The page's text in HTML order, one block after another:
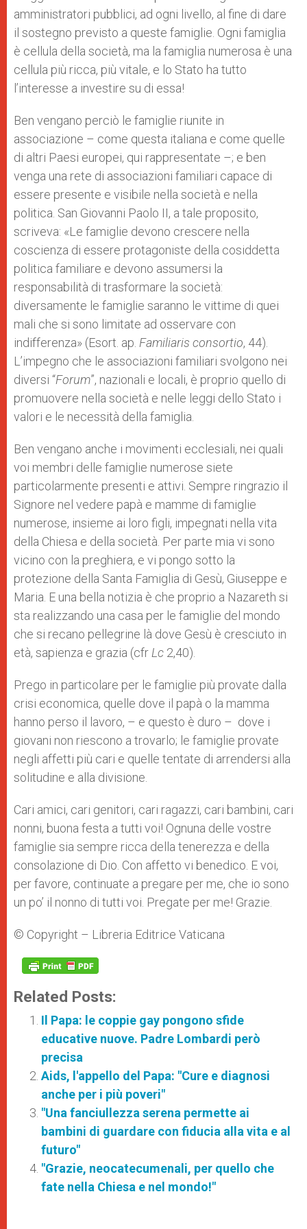
amministratori pubblici, ad ogni livello, al fine di dare
il sostegno previsto a queste famiglie. Ogni famiglia
è cellula della società, ma la famiglia numerosa è una
cellula più ricca, più vitale, e lo Stato ha tutto
l’interesse a investire su di essa!
Ben vengano perciò le famiglie riunite in
associazione – come questa italiana e come quelle
di altri Paesi europei, qui rappresentate –; e ben
venga una rete di associazioni familiari capace di
essere presente e visibile nella società e nella
politica. San Giovanni Paolo II, a tale proposito,
scriveva: «Le famiglie devono crescere nella
coscienza di essere protagoniste della cosiddetta
politica familiare e devono assumersi la
responsabilità di trasformare la società:
diversamente le famiglie saranno le vittime di quei
mali che si sono limitate ad osservare con
indifferenza» (Esort. ap. Familiaris consortio, 44).
L’impegno che le associazioni familiari svolgono nei
diversi “Forum”, nazionali e locali, è proprio quello di
promuovere nella società e nelle leggi dello Stato i
valori e le necessità della famiglia.
Ben vengano anche i movimenti ecclesiali, nei quali
voi membri delle famiglie numerose siete
particolarmente presenti e attivi. Sempre ringrazio il
Signore nel vedere papà e mamme di famiglie
numerose, insieme ai loro figli, impegnati nella vita
della Chiesa e della società. Per parte mia vi sono
vicino con la preghiera, e vi pongo sotto la
protezione della Santa Famiglia di Gesù, Giuseppe e
Maria. E una bella notizia è che proprio a Nazareth si
sta realizzando una casa per le famiglie del mondo
che si recano pellegrine là dove Gesù è cresciuto in
età, sapienza e grazia (cfr Lc 2,40).
Prego in particolare per le famiglie più provate dalla
crisi economica, quelle dove il papà o la mamma
hanno perso il lavoro, – e questo è duro – dove i
giovani non riescono a trovarlo; le famiglie provate
negli affetti più cari e quelle tentate di arrendersi alla
solitudine e alla divisione.
Cari amici, cari genitori, cari ragazzi, cari bambini, cari
nonni, buona festa a tutti voi! Ognuna delle vostre
famiglie sia sempre ricca della tenerezza e della
consolazione di Dio. Con affetto vi benedico. E voi,
per favore, continuate a pregare per me, che io sono
un po’ il nonno di tutti voi. Pregate per me! Grazie.
© Copyright – Libreria Editrice Vaticana
Related Posts:
Il Papa: le coppie gay pongono sfide
educative nuove. Padre Lombardi però
precisa
Aids, l'appello del Papa: "Cure e diagnosi
anche per i più poveri"
"Una fanciullezza serena permette ai
bambini di guardare con fiducia alla vita e al
futuro"
"Grazie, neocatecumenali, per quello che
fate nella Chiesa e nel mondo!"